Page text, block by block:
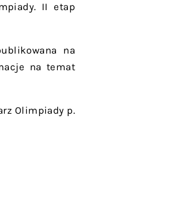
II etap
na
na temat
Olimpiady p.